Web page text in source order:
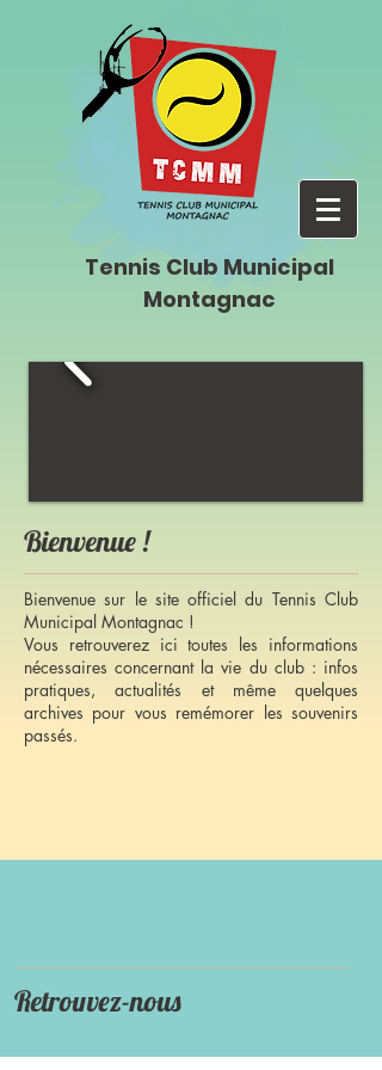
Tennis Club Municipal
Montagnac
Bienvenue !
Retrouvez-nous
Bienvenue sur le site officiel du Tennis Club
Municipal Montagnac !
Vous retrouverez ici toutes les informations
nécessaires concernant la vie du club : infos
pratiques, actualités et même quelques
archives pour vous remémorer les souvenirs
passés.